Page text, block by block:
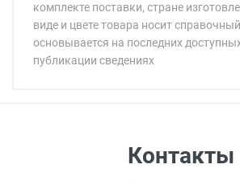
комплекте поставки, стране
виде и цвете товара носит
основывается на последних
публикации сведениях
Контакты